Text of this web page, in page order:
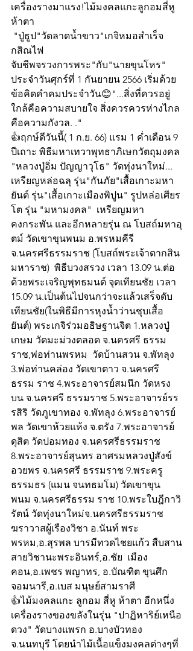
เครื่องรางมาแรง!ไม้มงคลแกะลูกอมสี่หู
ห้าตา
กสิณไฟ
จับชีพจรวงการพระ"กับ"นายขุนโหร"
ประจำวันศุกร์ที่ 1 กันยายน 2566 เริ่มด้วย
ข้อคิดคำคมประจำวัน😊"...สิ่งที่ควรอยู่
ใกล้คือความสบายใจ สิ่งควรควรห่างไกล
คือความกังวล. ."
👍ฤกษ์ดีวันนี้( 1 ก.ย. 66) แรม 1 ค่ำเดือน 9
ปีเถาะ พิธีมหาเทวาพุทธาภิเษกวัตถุมงคล
"หลวงปู่อิ่ม ปัญญาวุโธ" วัดทุ่งนาใหม่...
เหรียญหล่อฉลุ รุ่น"กันภัย"เสื้อเกาะมหา
ยันต์ รุ่น"เสื้อเกาะเมืองพิปูน" รูปหล่อเศียร
โต รุ่น "มหามงคล"  เหรียญมหา
คงกระพัน และอีกหลายรุ่น ณ โบสถ์มหาอุ
ตม์ วัดเขาขุนพนม อ.พรหมคีรี
จ.นครศรีธรรมราช (โบสถ์พระเจ้าตากสิน
มหาราช)  พิธีบวงสรวง เวลา 13.09 น.ต่อ
ด้วยพระเจริญพุทธมนต์ จุดเทียนชัย เวลา
15.09 น.เป็นต้นไปจนกว่าจะแล้วเสร็จดับ
เทียนชัย(ในพิธีมีการหุงน้ำว่านชุบเสื้อ
ยันต์) พระเกจิร่วมอธิษฐานจิต 1.หลวงปู่
เกษม วัดมะม่วงตลอด จ.นครศรี ธรรม
ราช,พ่อท่านพรหม  วัดบ้านสวน จ.พัทลุง
3.พ่อท่านคล่อง วัดเขาตาว จ.นครศรี
ธรรม ราช 4.พระอาจารย์สมนึก วัดหรง
บน จ.นครศรี ธรรมราช 5.พระอาจารย์รร
รสิริ วัดภูเขาทอง จ.พัทลุง 6.พระอาจารย์
พล วัดเขาห้วยแห้ง จ.ตรัง 7.พระอาจารย์
ดุสิต วัดปอมทอง จ.นครศรีธรรมราช
8.พระอาจารย์สุนทร อาศรมหลวงปู่สังข์
อวยพร จ.นครศรี ธรรมราช 9.พระครู
ธรรมธร (แมน จนทธมโม) วัดเขาขุน
พนม จ.นครศรีธรรม ราช 10.พระใบฎีกาวิ
รัตน์ วัดทุ่งนาใหม่จ.นครศรีธรรมราช
ฆราวาสผู้เรืองวิชา อ.นันท์ พระ
พรหม,อ.สุรพล บารมีทวดไชยแก้ว สืบสาน
สายวิชานะพระอินทร์,อ.ชัย  เมือง
คอน,อ.เพชร พญาทร, อ.บัณฑิต ขุนศึก
จอมนารี,อ.เบส มนุษย์สามราศี
👍ไม้มงคลแกะ ลูกอม สี่หู ห้าตา อีกหนึ่ง
เครื่องรางของขลังในรุ่น "ปาฏิหาริย์เหนือ
ดวง" วัดบางแพรก อ.บางบัวทอง
จ.นนทบุรี โดยนำไม้เนื้อแข็งมงคลต่างๆที่